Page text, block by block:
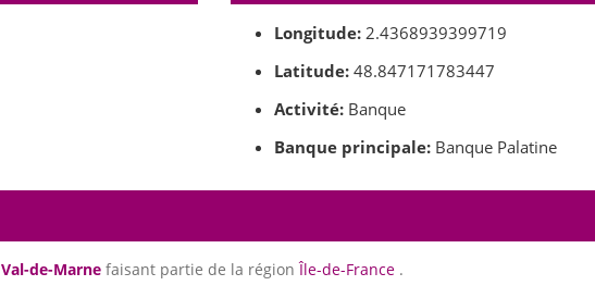
Longitude: 2.4368939399719
Latitude: 48.847171783447
Activité: Banque
Banque principale: Banque Palatine
Val-de-Marne faisant partie de la régionÎle-de-France .